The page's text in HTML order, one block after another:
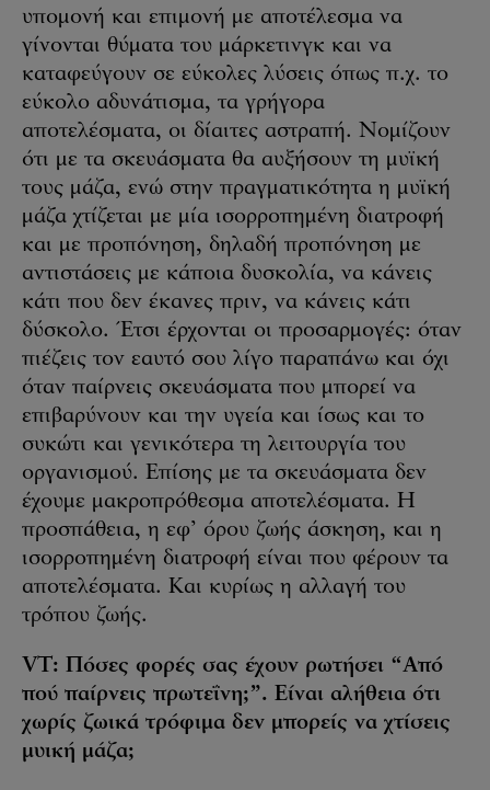
υπομονή και επιμονή με αποτέλεσμα να
γίνονται θύματα του μάρκετινγκ και να
καταφεύγουν σε εύκολες λύσεις όπως π.χ. το
εύκολο αδυνάτισμα, τα γρήγορα
αποτελέσματα, οι δίαιτες αστραπή. Νομίζουν
ότι με τα σκευάσματα θα αυξήσουν τη μυϊκή
τους μάζα, ενώ στην πραγματικότητα η μυϊκή
μάζα χτίζεται με μία ισορροπημένη διατροφή
και με προπόνηση, δηλαδή προπόνηση με
αντιστάσεις με κάποια δυσκολία, να κάνεις
κάτι που δεν έκανες πριν, να κάνεις κάτι
δύσκολο. Έτσι έρχονται οι προσαρμογές: όταν
πιέζεις τον εαυτό σου λίγο παραπάνω και όχι
όταν παίρνεις σκευάσματα που μπορεί να
επιβαρύνουν και την υγεία και ίσως και το
συκώτι και γενικότερα τη λειτουργία του
οργανισμού. Επίσης με τα σκευάσματα δεν
έχουμε μακροπρόθεσμα αποτελέσματα. Η
προσπάθεια, η εφ’ όρου ζωής άσκηση, και η
ισορροπημένη διατροφή είναι που φέρουν τα
αποτελέσματα. Και κυρίως η αλλαγή του
τρόπου ζωής.
VT: Πόσες φορές σας έχουν ρωτήσει “Από
πού παίρνεις πρωτεΐνη;”. Είναι αλήθεια ότι
χωρίς ζωικά τρόφιμα δεν μπορείς να χτίσεις
μυική μάζα;